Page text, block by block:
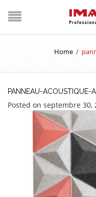
Home /
PANNEAU-ACOUSTIQUE-
Posted on septembre 30,